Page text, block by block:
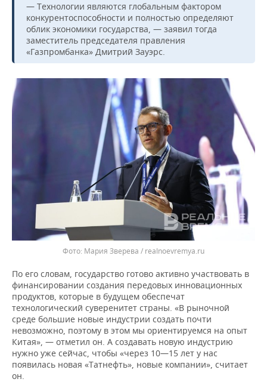
— Технологии являются глобальным фактором
конкурентоспособности и полностью определяют
облик экономики государства, — заявил тогда
заместитель председателя правления
«Газпромбанка» Дмитрий Зауэрс.
Мария Зверева / realnoevremya.ru
По его словам, государство готово активно участвовать в
финансировании создания передовых инновационных
продуктов, которые в будущем обеспечат
технологический суверенитет страны. «В рыночной
среде большие новые индустрии создать почти
невозможно, поэтому в этом мы ориентируемся на опыт
Китая», — отметил он. А создавать новую индустрию
нужно уже сейчас, чтобы «через 10—15 лет у нас
появилась новая «Татнефть», новые компании», считает
он.